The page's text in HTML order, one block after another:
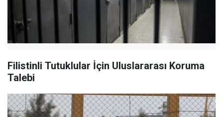
Filistinli Tutuklular İçin Uluslararası Koruma
Talebi